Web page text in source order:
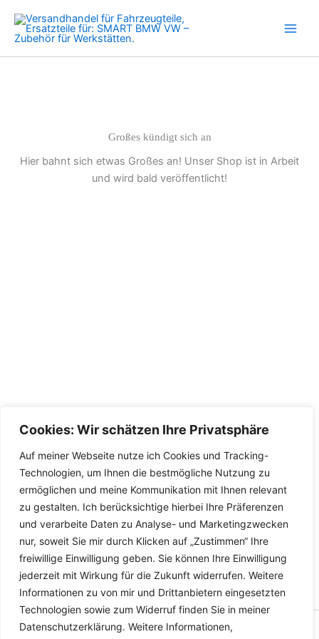
Cookies: Wir schätzen Ihre Privatsphäre
Auf meiner Webseite nutze ich Cookies und Tracking-
Technologien, um Ihnen die bestmögliche Nutzung zu
ermöglichen und meine Kommunikation mit Ihnen relevant
zu gestalten. Ich berücksichtige hierbei Ihre Präferenzen
und verarbeite Daten zu Analyse- und Marketingzwecken
nur, soweit Sie mir durch Klicken auf „Zustimmen“ Ihre
freiwillige Einwilligung geben. Sie können Ihre Einwilligung
jederzeit mit Wirkung für die Zukunft widerrufen. Weitere
Informationen zu von mir und Drittanbietern eingesetzten
Technologien sowie zum Widerruf finden Sie in meiner
Datenschutzerklärung. Weitere Informationen,
Inhalt
springen
Großes kündigt sich an
Hier bahnt sich etwas Großes an! Unser Shop ist in Arbeit
und wird bald veröffentlicht!
Copyright © 2026 Versandhandel für Fahrzeugteile, Ersatzteile
Inspektionsheft
Menge